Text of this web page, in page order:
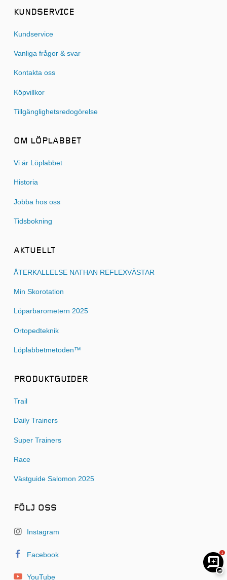
KUNDSERVICE
Kundservice
Vanliga frågor & svar
Kontakta oss
Köpvillkor
Tillgänglighetsredogörelse
OM LÖPLABBET
Vi är Löplabbet
Historia
Jobba hos oss
Tidsbokning
AKTUELLT
ÅTERKALLELSE NATHAN REFLEXVÄSTAR
Min Skorotation
Löparbarometern 2025
Ortopedteknik
Löplabbetmetoden™
PRODUKTGUIDER
Trail
Daily Trainers
Super Trainers
Race
Västguide Salomon 2025
FÖLJ OSS
Instagram
Facebook
YouTube
1
−